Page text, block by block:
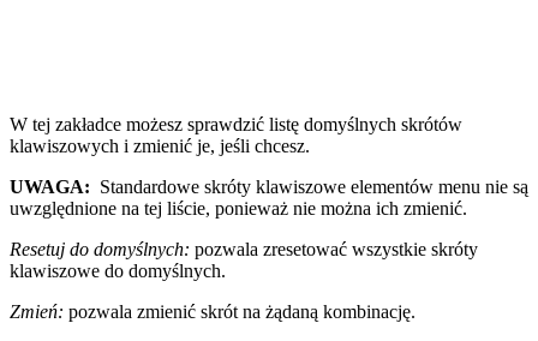
W tej zakładce możesz sprawdzić listę domyślnych skrótów
klawiszowych i zmienić je, jeśli chcesz.
UWAGA: Standardowe skróty klawiszowe elementów menu nie są
uwzględnione na tej liście, ponieważ nie można ich zmienić.
Resetuj do domyślnych: pozwala zresetować wszystkie skróty
klawiszowe do domyślnych.
Zmień: pozwala zmienić skrót na żądaną kombinację.